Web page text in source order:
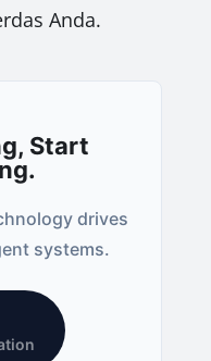
Anda.
Start
drives
systems.